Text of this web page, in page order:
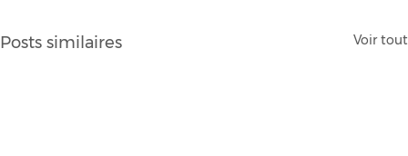
Posts similaires Voir tout